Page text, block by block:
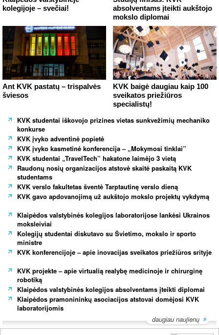
kolegijoje – svečiai!
absolventams įteikti aukštojo
mokslo diplomai
Ant KVK pastatų – trispalvės
šviesos
KVK baigė daugiau kaip 100
sveikatos priežiūros
specialistų!
KVK studentai iškovojo prizines vietas sunkvežimių mechaniko
konkurse
KVK įvyko adventinė popietė
KVK įvyko kasmetinė konferencija – „Mokymosi tinklai”
KVK studentai „TravelTech” hakatone laimėjo 3 vietą
Raudonų nosių organizacijos atstovė skaitė paskaitą KVK
studentams
KVK verslo fakultetas šventė Tarptautinę verslo dieną
KVK gavo apdovanojimą už aukštojo mokslo projektų vykdymą
Klaipėdos valstybinės kolegijos laboratorijose lankėsi Ukrainos
moksleiviai
Kolegijų studentai diskutavo su Švietimo, mokslo ir sporto
ministre
KVK konferencijoje – apie inovacijas sveikatos priežiūros srityje
KVK projekte – apie virtualią realybę medicinoje ir chirurginę
robotiką
Klaipėdos valstybinės kolegijos absolventams įteikti diplomai
Klaipėdos pramonininkų asociacijos atstovai domėjosi KVK
laboratorijomis
daugiau naujienų